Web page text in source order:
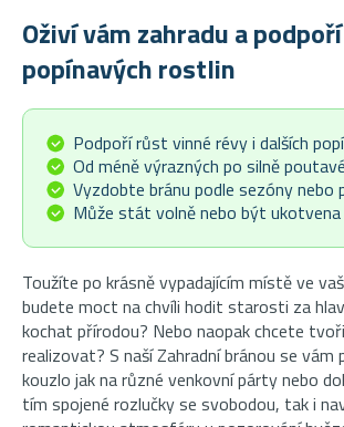
Oživí vám zahradu a
popínavých rostlin
Podpoří růst vinné révy i dalších
Od méně výrazných po silně
Vyzdobte bránu podle sezóny nebo
Může stát volně nebo být
Toužíte po krásně vypadajícím místě ve
budete moct na chvíli hodit starosti za
kochat přírodou? Nebo naopak chcete
realizovat? S naší Zahradní bránou se vám
kouzlo jak na různé venkovní párty nebo
tím spojené rozlučky se svobodou, tak i